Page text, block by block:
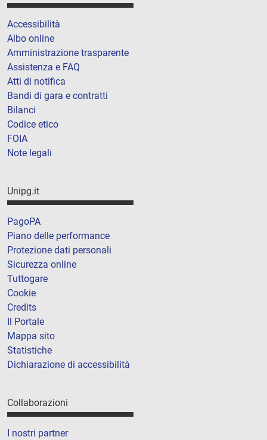
Accessibilità
Albo online
Amministrazione trasparente
Assistenza e FAQ
Atti di notifica
Bandi di gara e contratti
Bilanci
Codice etico
FOIA
Note legali
Unipg.it
PagoPA
Piano delle performance
Protezione dati personali
Sicurezza online
Tuttogare
Cookie
Credits
Il Portale
Mappa sito
Statistiche
Dichiarazione di accessibilità
Collaborazioni
I nostri partner